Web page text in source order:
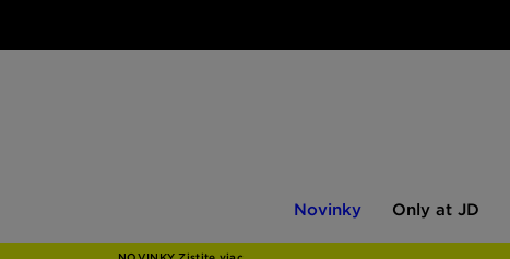
Novinky
JD
Only at JD